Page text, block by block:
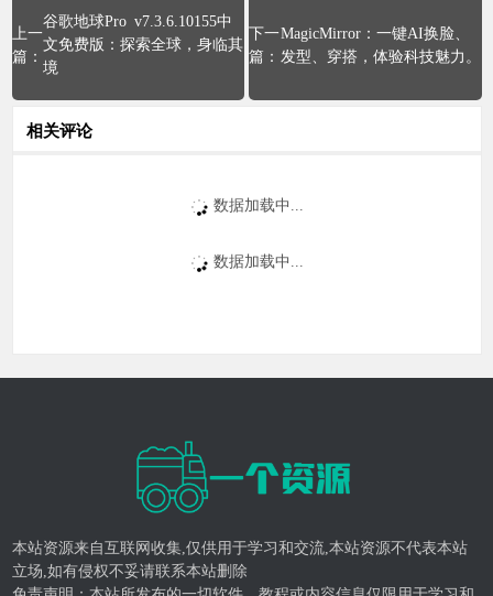
谷歌地球Pro v7.3.6.10155中
文免费版：探索全球，身临其
境
MagicMirror：一键AI换脸、
发型、穿搭，体验科技魅力。
相关评论
数据加载中...
数据加载中...
本站资源来自互联网收集,仅供用于学习和交流,本站资源不代表本站
立场,如有侵权不妥请联系本站删除